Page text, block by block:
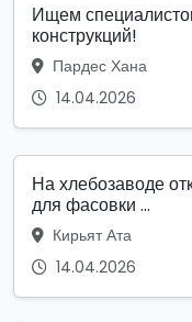
Ищем
конструкций!
Пардес Хана
14.04.2026
На хлебозаводе
для фасовки ...
Кирьят Ата
14.04.2026